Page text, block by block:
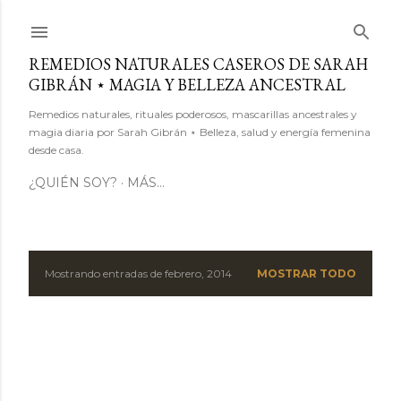
REMEDIOS NATURALES CASEROS DE SARAH
GIBRÁN ⋆ MAGIA Y BELLEZA ANCESTRAL
Remedios naturales, rituales poderosos, mascarillas ancestrales y
magia diaria por Sarah Gibrán ⋆ Belleza, salud y energía femenina
desde casa.
¿QUIÉN SOY? MÁS…
EMostrando entradas de febrero, 2014 MOSTRAR TODO